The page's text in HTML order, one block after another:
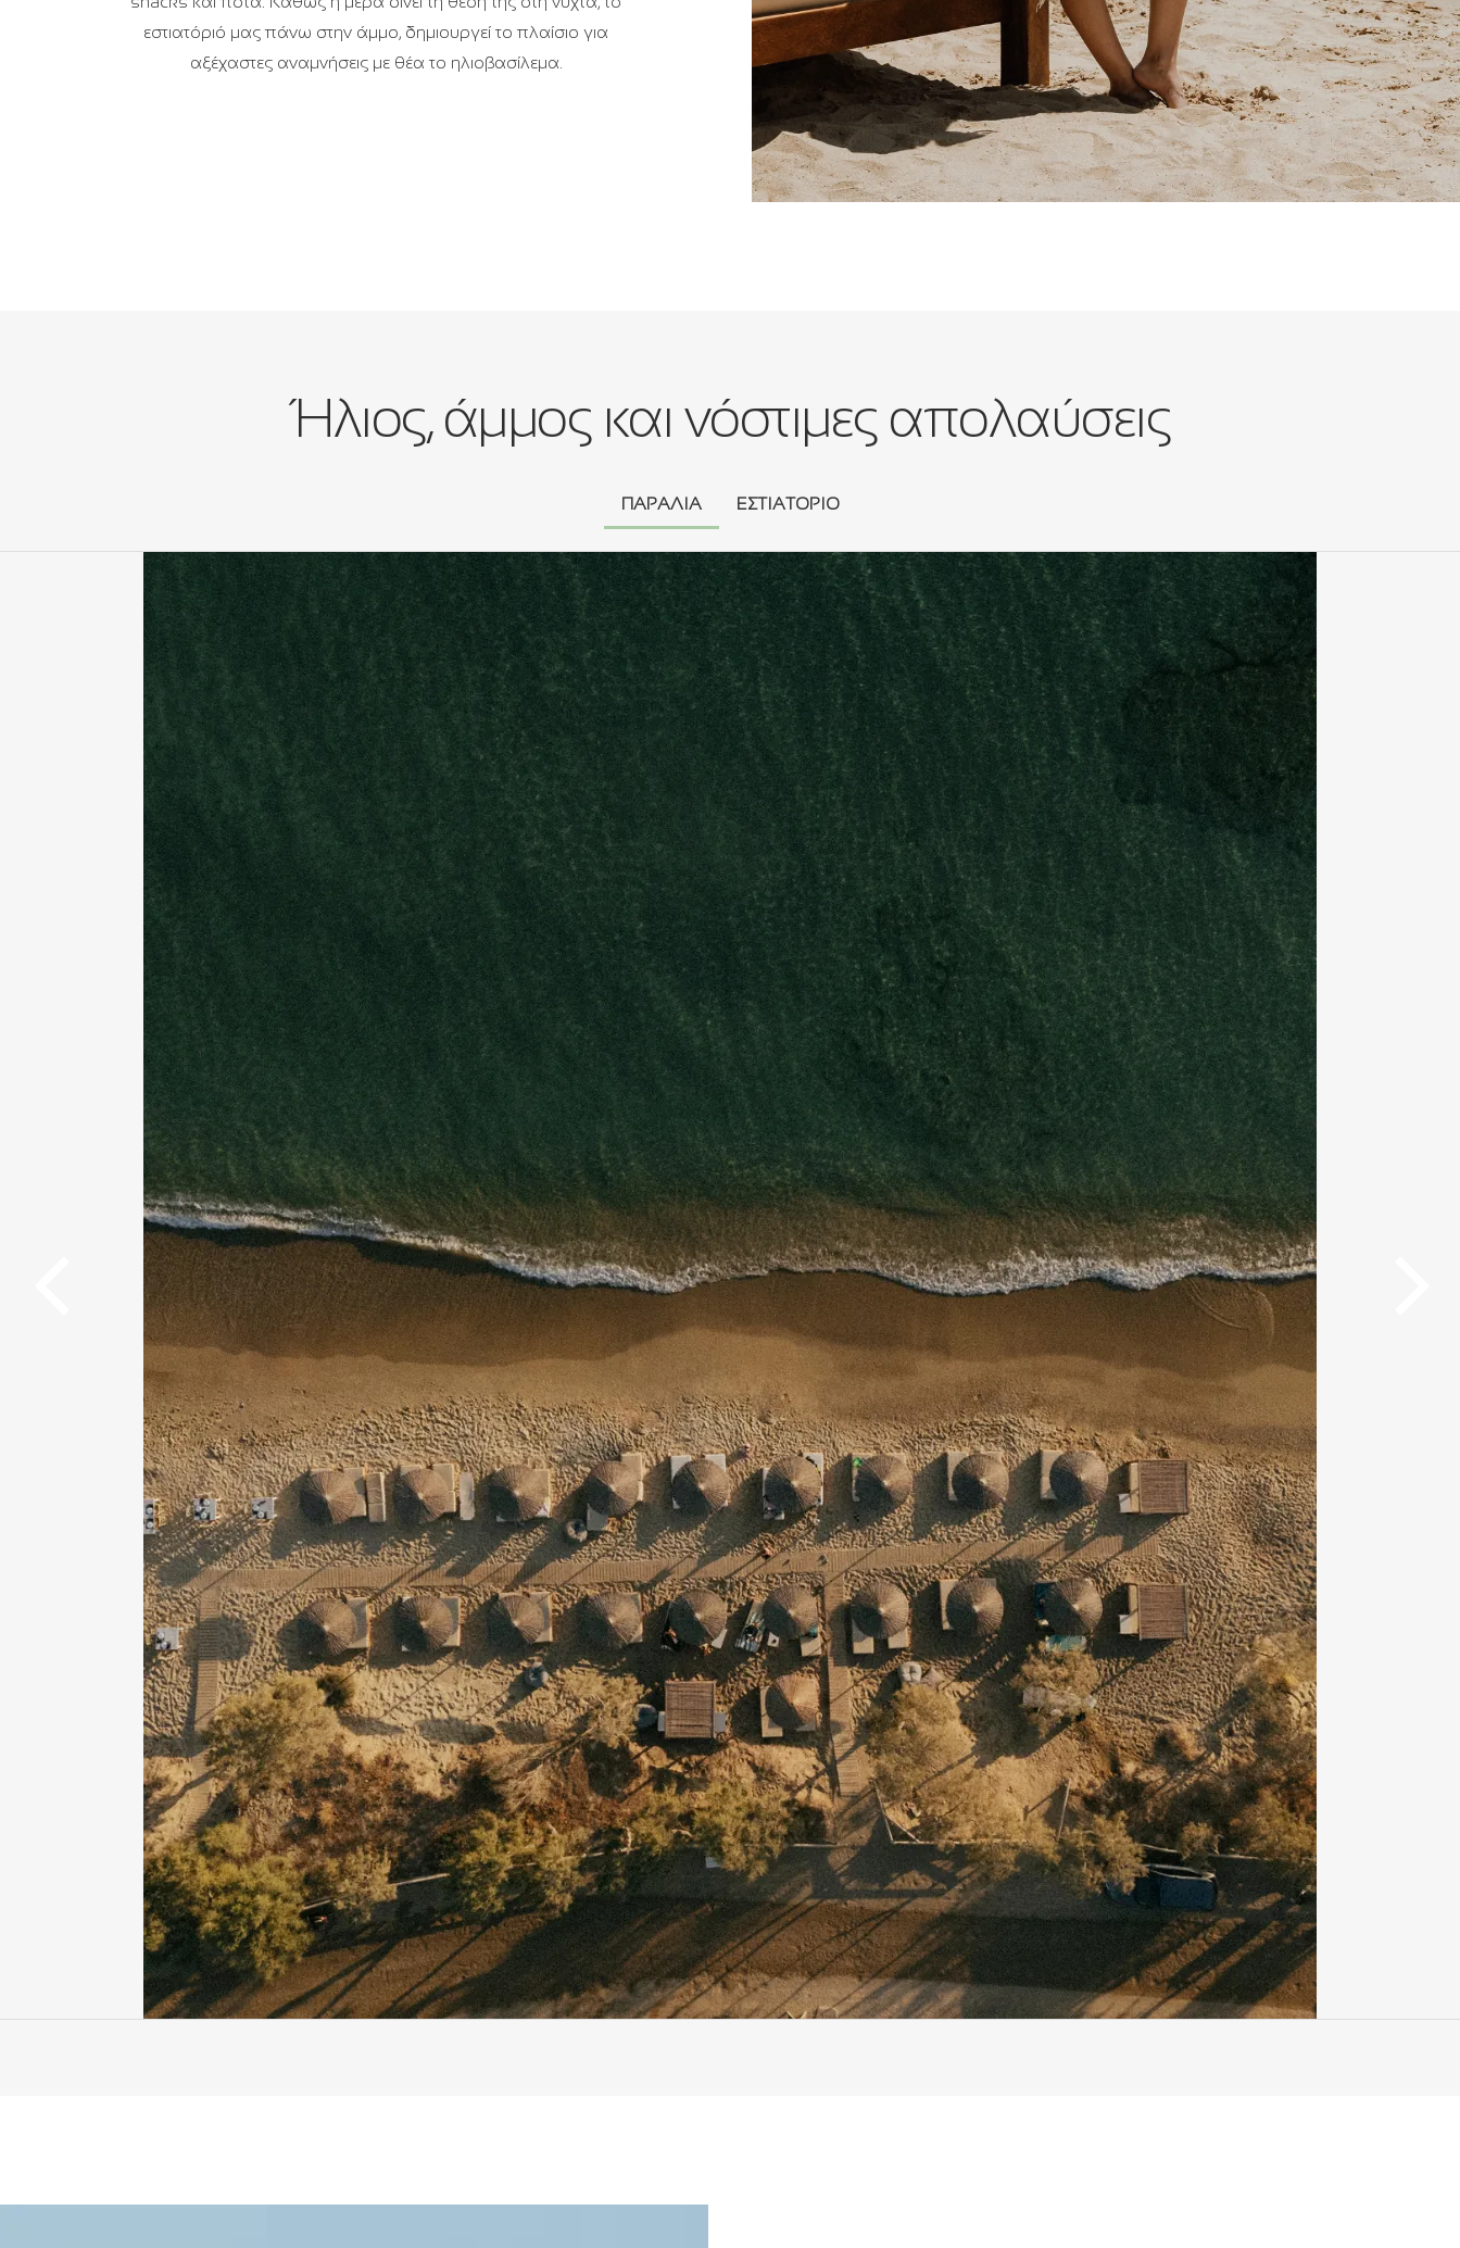
εστιατόριό μας πάνω στην άμμο, δημιουργεί το πλαίσιο για
αξέχαστες αναμνήσεις με θέα το ηλιοβασίλεμα.
Ήλιος, άμμος και νόστιμες απολαύσεις
ΠΑΡΑΛΙΑ ΕΣΤΙΑΤΟΡΙΟ